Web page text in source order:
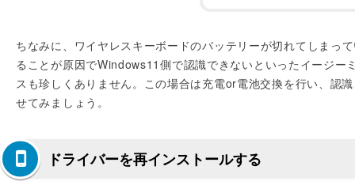
ちなみに、ワイヤレスキーボードのバッテリーが切れてしまっ
ることが原因でWindows11側で認識できないといったイージー
スも珍しくありません。この場合は充電or電池交換を行い、認
せてみましょう。
ドライバーを再インストールする